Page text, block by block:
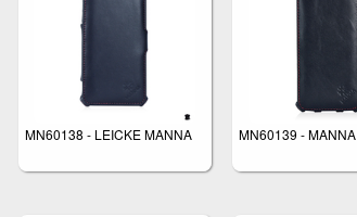
MN60138 - LEICKE MANNA MN60139 - MANNA